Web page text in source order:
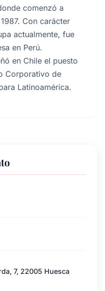
comenzó a
Con carácter
actualmente, fue
en Perú.
en Chile el puesto
Corporativo de
Latinoamérica.
7, 22005 Huesca